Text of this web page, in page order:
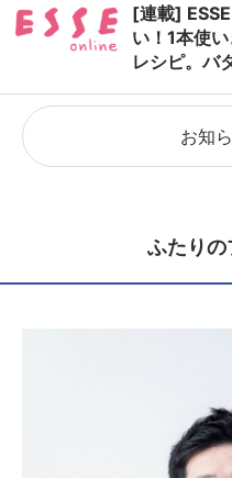
[連載]
い！1本使
レシピ。バ
お知
ふたりの